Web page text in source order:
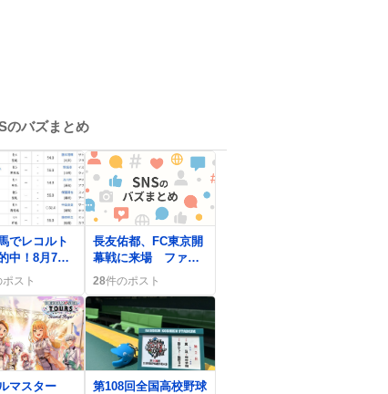
のバズまとめ
でレコルト
中！8月7日
結果と予想
大盛り上が
スト
長友佑都、FC東京開
幕戦に来場 ファン
への挨拶が決定し期
待の声が広がる
28件のポスト
マスター
第108回全国高校野球